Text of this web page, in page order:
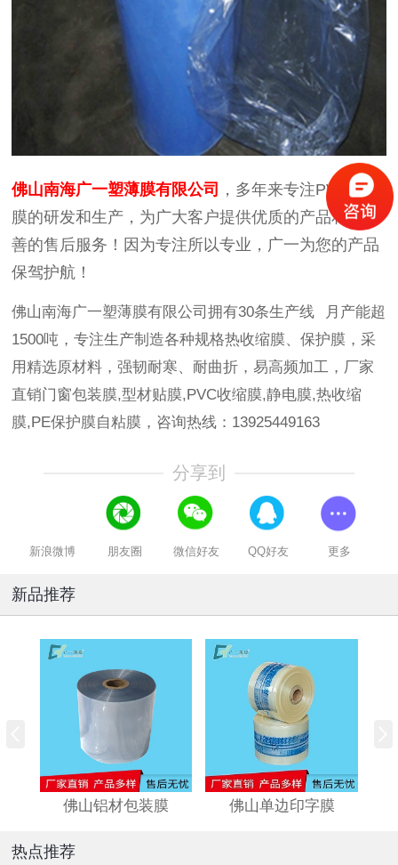
佛山南海广一塑薄膜有限公司 ，多年来专注PVC收缩
膜的研发和生产，为广大客户提供优质的产品和最完
善的售后服务！因为专注所以专业，广一为您的产品
保驾护航！
佛山南海广一塑薄膜有限公司拥有30条生产线 月产能超
1500吨，专注生产制造各种规格热收缩膜、保护膜，采
用精选原材料，强韧耐寒、耐曲折，易高频加工，厂家
直销门窗包装膜,型材贴膜,PVC收缩膜,静电膜,热收缩
膜,PE保护膜自粘膜，咨询热线：13925449163
分享到
新浪微博 朋友圈 微信好友 QQ好友 更多
新品推荐
佛山铝材包装膜 佛山单边印字膜
热点推荐